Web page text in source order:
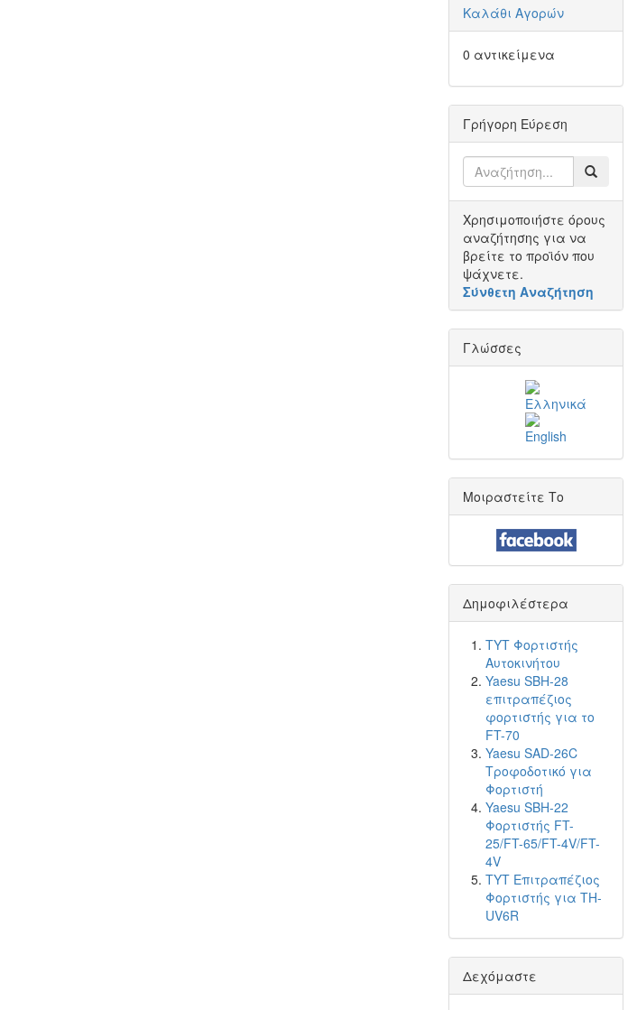
Καλάθι Αγορών
0 αντικείμενα
Γρήγορη Εύρεση
Χρησιμοποιήστε όρους
αναζήτησης για να
βρείτε το προϊόν που
ψάχνετε.
Σύνθετη Αναζήτηση
Γλώσσες
Μοιραστείτε Το
Δημοφιλέστερα
TYT Φορτιστής
Αυτοκινήτου
Yaesu SBH-28
επιτραπέζιος
φορτιστής για το
FT-70
Yaesu SAD-26C
Τροφοδοτικό για
Φορτιστή
Yaesu SBH-22
Φορτιστής FT-
25/FT-65/FT-4V/FT-
4V
TYT Επιτραπέζιος
Φορτιστής για TH-
UV6R
Δεχόμαστε